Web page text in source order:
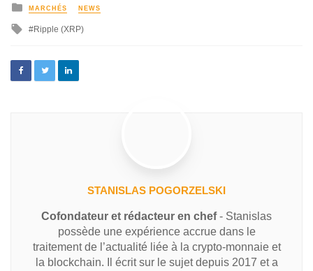
MARCHÉS NEWS
Ripple (XRP)
STANISLAS POGORZELSKI
Cofondateur et rédacteur en chef- Stanislas
possède une expérience accrue dans le
traitement de l’actualité liée à la crypto-monnaie et
la blockchain. Il écrit sur le sujet depuis 2017 et a